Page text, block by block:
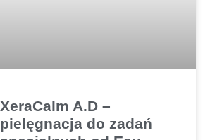
XeraCalm A.D –
pielęgnacja do zadań